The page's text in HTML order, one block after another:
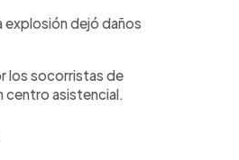
explosión dejó daños
los socorristas de
asistencial.